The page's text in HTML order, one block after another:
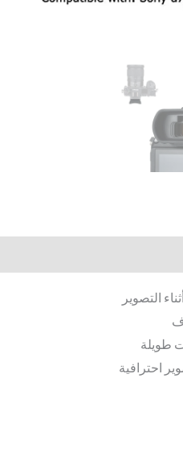
طويلة